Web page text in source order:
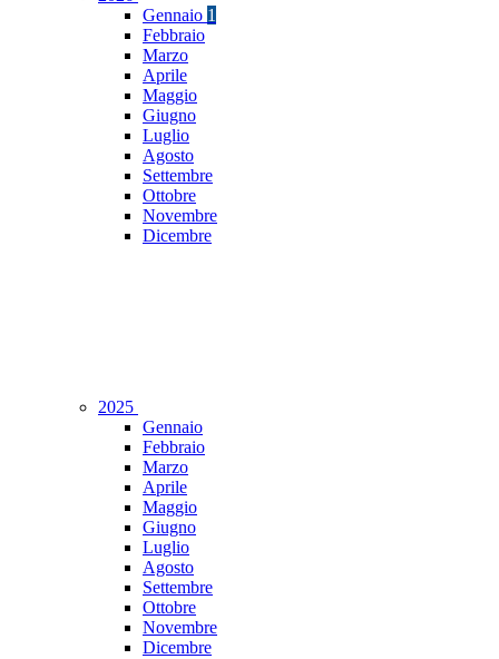
Gennaio 1
Febbraio
Marzo
Aprile
Maggio
Giugno
Luglio
Agosto
Settembre
Ottobre
Novembre
Dicembre
2025
Gennaio
Febbraio
Marzo
Aprile
Maggio
Giugno
Luglio
Agosto
Settembre
Ottobre
Novembre
Dicembre